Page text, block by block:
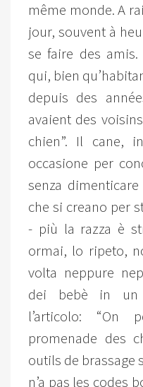
même monde. A
jour, souvent à
se faire des
qui, bien
depuis des
avaient des
chien”. Il cane,
occasione per
senza
che si creano per
- più la razza è
ormai, lo ripeto,
volta neppure
dei bebè in un
l’articolo: “On
promenade des
outils de brassage
n’a pas les codes